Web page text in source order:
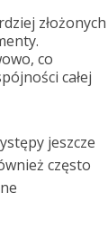
złożonych
co
całej
jeszcze
często